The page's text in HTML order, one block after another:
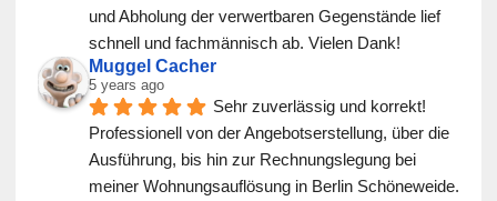
und Abholung der verwertbaren Gegenstände lief
schnell und fachmännisch ab. Vielen Dank!
Muggel Cacher
5 years ago
Sehr zuverlässig und korrekt!
Professionell von der Angebotserstellung, über die
Ausführung, bis hin zur Rechnungslegung bei
meiner Wohnungsauflösung in Berlin Schöneweide.